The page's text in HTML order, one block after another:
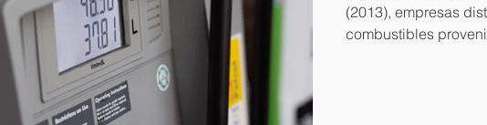
(2013), empresas
combustibles